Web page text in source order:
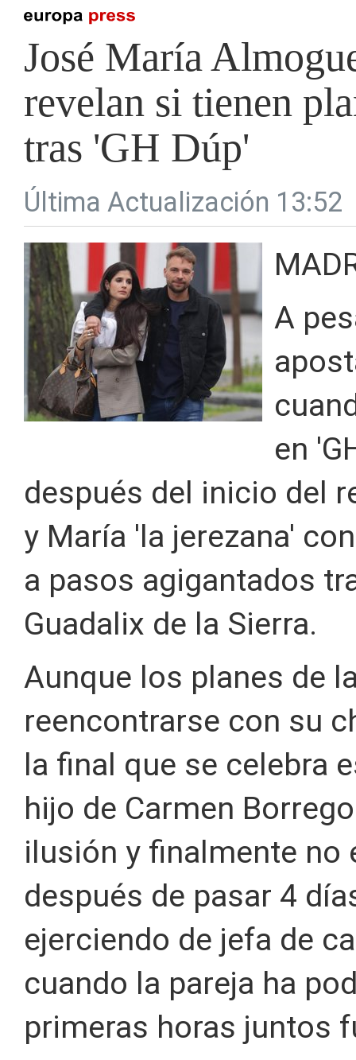
José María
revelan si tienen
tras 'GH Dúp'
Última Actualización 13:52
A
en
después del inicio del
y María 'la jerezana'
a pasos agigantados
Guadalix de la Sierra.
Aunque los planes de
reencontrarse con su
la final que se celebra
hijo de Carmen
ilusión y finalmente no
después de pasar 4
ejerciendo de jefa de
cuando la pareja ha
primeras horas juntos